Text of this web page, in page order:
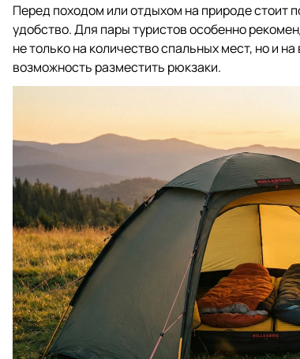
Перед походом или отдыхом на природе стоит
удобство. Для пары туристов особенно
не только на количество спальных мест, но и
возможность разместить рюкзаки.